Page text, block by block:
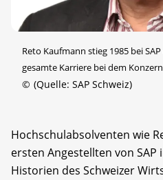
Reto Kaufmann stieg 1985 bei
gesamte Karriere bei dem Konzern
© (Quelle: SAP Schweiz)
Hochschulabsolventen wie
ersten Angestellten von SAP
Historien des Schweizer